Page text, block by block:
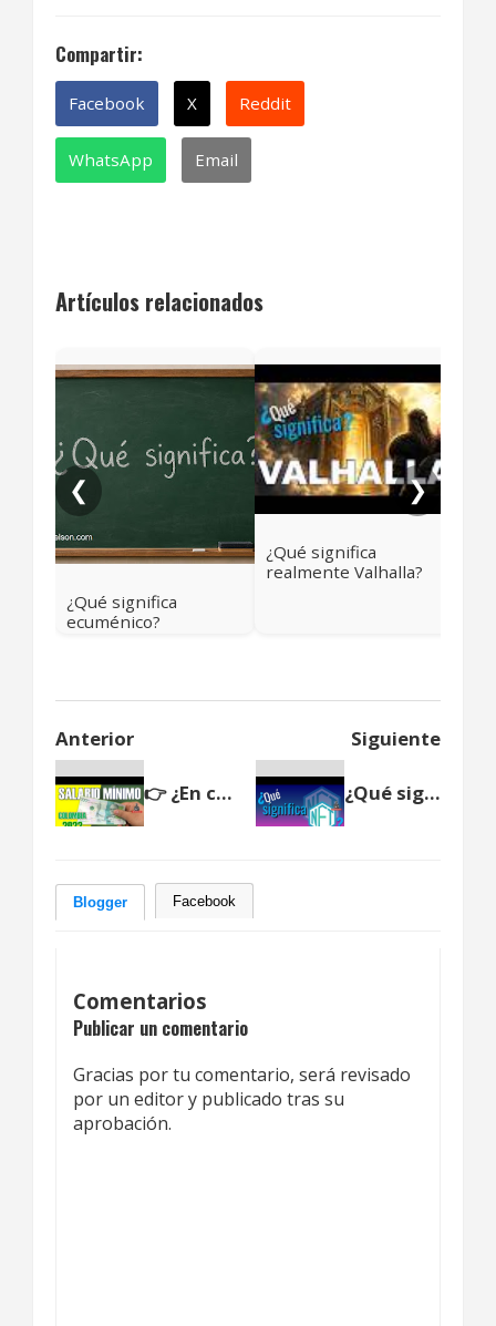
Compartir:
Facebook X Reddit
WhatsApp Email
Artículos relacionados
❮
¿Qué significa
ecuménico?
¿Qué significa
realmente Valhalla?
❯
Anterior Siguiente
👉 ¿En cuánto quedó el SALARIO MÍNIMO en COLOMBIA para 2022? ¿Qué significa NFT? 😱
Blogger Facebook
Comentarios
Publicar un comentario
Gracias por tu comentario, será revisado
por un editor y publicado tras su
aprobación.